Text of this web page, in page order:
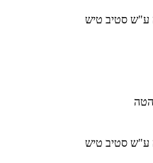
ע"ש סטיב טיש
ע"ש סטיב טיש